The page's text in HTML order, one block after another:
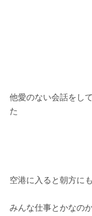
他愛のない会話をし
た
空港に入ると朝方に
みんな仕事とかなの